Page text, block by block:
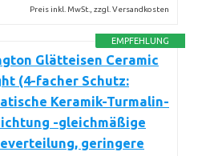
Preis inkl. MwSt., zzgl. Versandkosten
EMPFEHLUNG
Glätteisen Ceramic
(4-facher Schutz:
Keramik-Turmalin-
-gleichmäßige
geringere